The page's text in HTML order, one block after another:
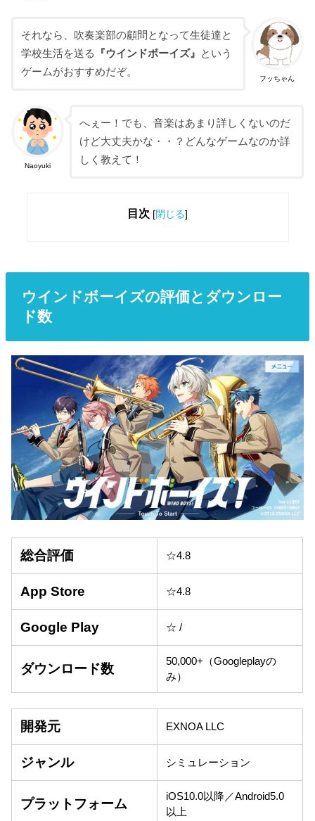
フッちゃん
それなら、吹奏楽部の顧問となって生徒達と
学校生活を送る
『ウインドボーイズ』
という
ゲームがおすすめだぞ。
Naoyuki
へぇー！でも、音楽はあまり詳しくないのだ
けど大丈夫かな・・？どんなゲームなのか詳
しく教えて！
目次 [閉じる]
ウインドボーイズの評価とダウンロー
ド数
総合評価 ☆4.8
App Store ☆4.8
Google Play ☆ /
ダウンロード数
50,000+（Googleplayの
み）
開発元 EXNOA LLC
ジャンル シミュレーション
プラットフォーム
iOS10.0以降／Android5.0
以上